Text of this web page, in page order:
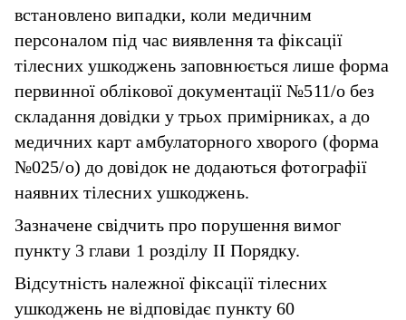
встановлено випадки, коли медичним
персоналом під час виявлення та фіксації
тілесних ушкоджень заповнюється лише форма
первинної облікової документації №511/о без
складання довідки у трьох примірниках, а до
медичних карт амбулаторного хворого (форма
№025/о) до довідок не додаються фотографії
наявних тілесних ушкоджень.
Зазначене свідчить про порушення вимог
пункту 3 глави 1 розділу II Порядку.
Відсутність належної фіксації тілесних
ушкоджень не відповідає пункту 60